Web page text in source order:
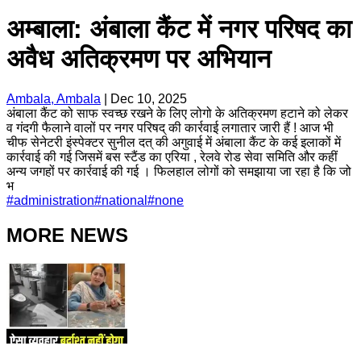
अम्बाला: अंबाला कैंट में नगर परिषद का
अवैध अतिक्रमण पर अभियान
Ambala, Ambala
Dec 10, 2025
अंबाला कैंट को साफ स्वच्छ रखने के लिए लोगो के अतिक्रमण हटाने को लेकर
व गंदगी फैलाने वालों पर नगर परिषद् की कार्रवाई लगातार जारी हैं ! आज भी
चीफ सेनेटरी इंस्पेक्टर सुनील दत् की अगुवाई में अंबाला कैंट के कई इलाकों में
कार्रवाई की गई जिसमें बस स्टैंड का एरिया , रेलवे रोड सेवा समिति और कहीं
अन्य जगहों पर कार्रवाई की गई । फिलहाल लोगों को समझाया जा रहा है कि जो
भ
#administration#national #none
MORE NEWS